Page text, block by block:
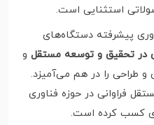
استثنایی است.
پیشرفته دستگاه‌های
در تحقیق و توسعه مستقل و
و طراحی را در هم می‌آمیزد.
فراوانی در حوزه فناوری
کسب کرده است.